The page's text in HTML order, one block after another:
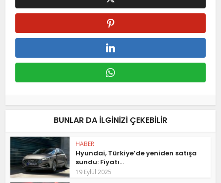
BUNLAR DA ILGINIZI ÇEKEBILIR
HABER
Hyundai, Türkiye’de yeniden satışa
sundu: Fiyatı...
19 Eylül 2025